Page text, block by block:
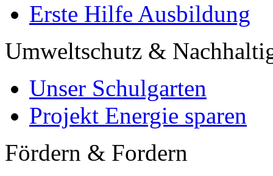
Erste Hilfe Ausbildung
Umweltschutz &
Unser Schulgarten
Projekt Energie sparen
Fördern & Fordern